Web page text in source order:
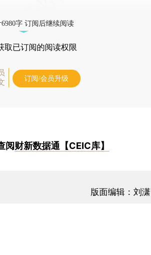
字 订阅后继续阅读
取已订阅的阅读权限
订阅/会员升级
阅财新数据通【CEIC库】
版面编辑：刘潇